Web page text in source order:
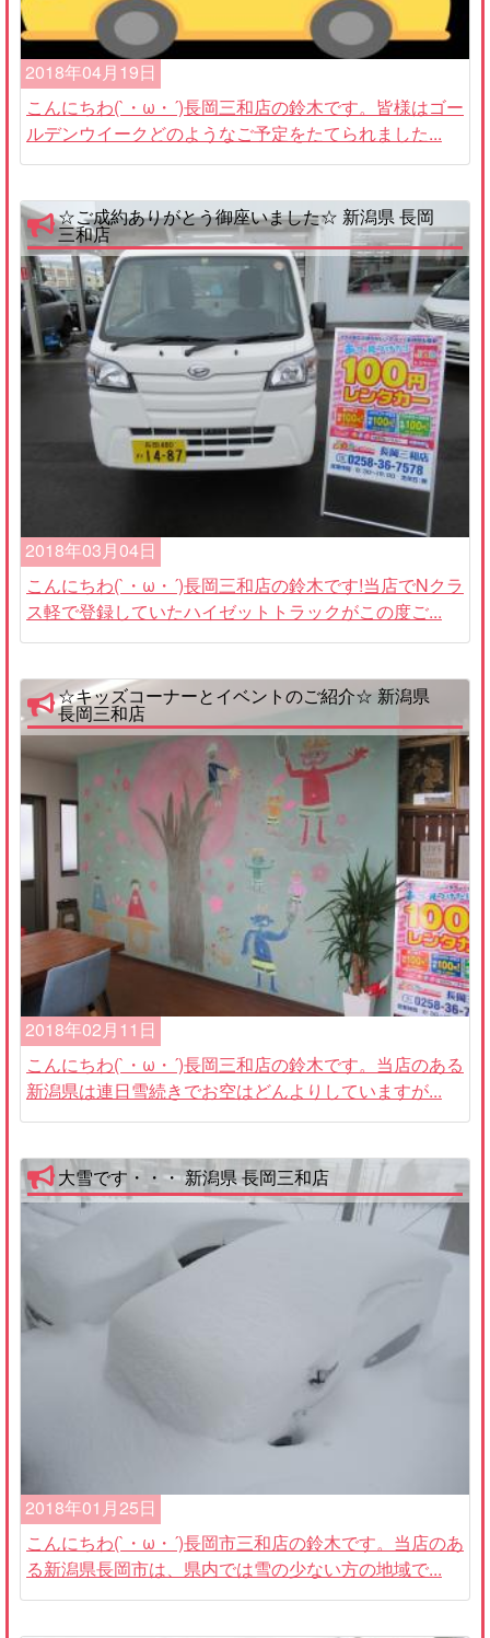
2018年04月19日
こんにちわ(`・ω・´)長岡三和店の鈴木です。皆様はゴー
ルデンウイークどのようなご予定をたてられました...
☆ご成約ありがとう御座いました☆ 新潟県 長岡
三和店
2018年03月04日
こんにちわ(`・ω・´)長岡三和店の鈴木です!当店でNクラ
ス軽で登録していたハイゼットトラックがこの度ご...
☆キッズコーナーとイベントのご紹介☆ 新潟県
長岡三和店
2018年02月11日
こんにちわ(`・ω・´)長岡三和店の鈴木です。当店のある
新潟県は連日雪続きでお空はどんよりしていますが...
大雪です・・・ 新潟県 長岡三和店
2018年01月25日
こんにちわ(`・ω・´)長岡市三和店の鈴木です。当店のあ
る新潟県長岡市は、県内では雪の少ない方の地域で...